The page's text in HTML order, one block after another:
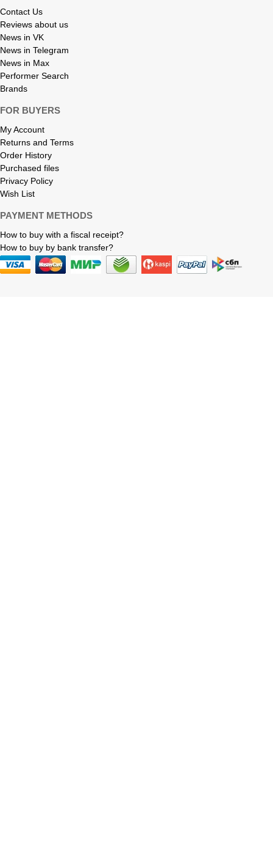
Contact Us
Reviews about us
News in VK
News in Telegram
News in Max
Performer Search
Brands
FOR BUYERS
My Account
Returns and Terms
Order History
Purchased files
Privacy Policy
Wish List
PAYMENT METHODS
How to buy with a fiscal receipt?
How to buy by bank transfer?